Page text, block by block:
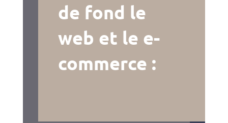
de fond le
web et le e-
commerce :